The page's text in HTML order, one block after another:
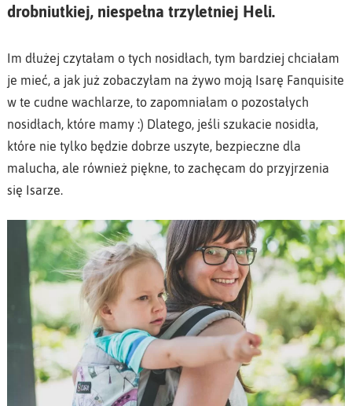
drobniutkiej, niespełna trzyletniej Heli.
Im dłużej czytałam o tych nosidłach, tym bardziej chciałam
je mieć, a jak już zobaczyłam na żywo moją Isarę Fanquisite
w te cudne wachlarze, to zapomniałam o pozostałych
nosidłach, które mamy :) Dlatego, jeśli szukacie nosidła,
które nie tylko będzie dobrze uszyte, bezpieczne dla
malucha, ale również piękne, to zachęcam do przyjrzenia
się Isarze.